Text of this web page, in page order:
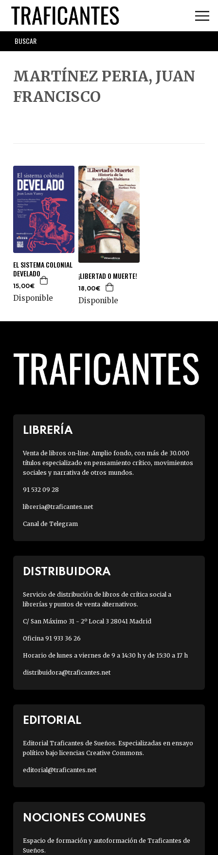
Skip
main
content
SEARCH
FORM
MARTÍNEZ PERIA, JUAN
FRANCISCO
EL SISTEMA COLONIAL
DEVELADO
15,00€
Disponible
¡LIBERTAD O MUERTE!
18,00€
Disponible
LIBRERÍA
Venta de libros on-line. Amplio fondo, con más de 30.000
títulos especializado en pensamiento crítico, movimientos
sociales y narrativa de otros mundos.
91 532 09 28
libreria@traficantes.net
Canal de Telegram
DISTRIBUIDORA
Servicio de distribución de libros de crítica social a
librerías y puntos de venta alternativos.
C/ San Máximo 31 - 2º Local 3 28041 Madrid
Oficina 91 933 36 26
Horario de lunes a viernes de 9 a 14:30 h y de 15:30 a 17 h
distribuidora@traficantes.net
EDITORIAL
Editorial Traficantes de Sueños. Especializadas en ensayo
político bajo licencias Creative Commons.
editorial@traficantes.net
NOCIONES COMUNES
Espacio de formación y autoformación de Traficantes de
Sueños.